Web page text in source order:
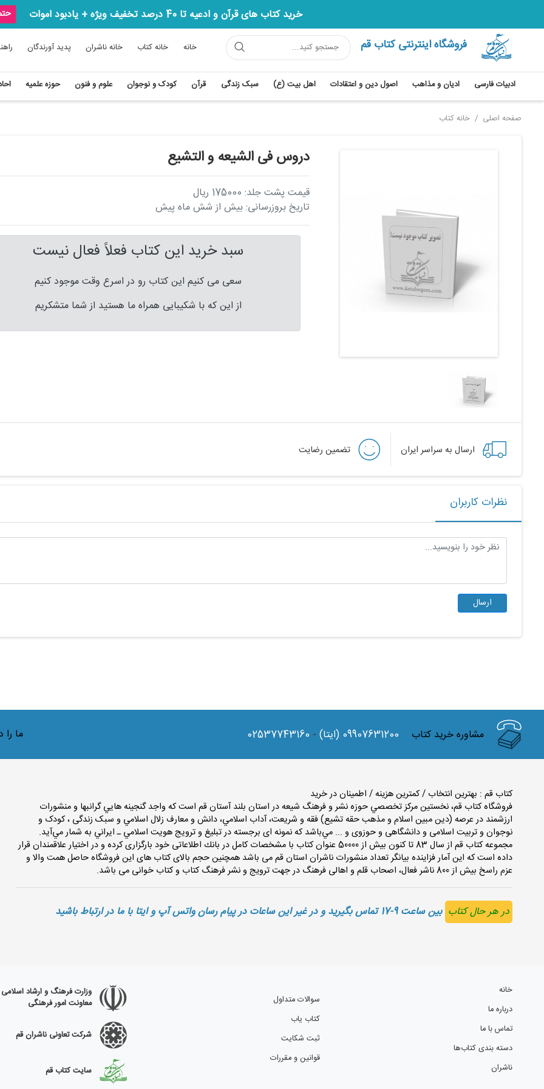
خرید کتاب های قرآن و ادعیه تا 40 درصد تخفیف ویژه + یادبود اموات
فروشگاه اینترنتی کتاب قم خانه خانه کتاب خانه ناشران پدید آورندگان
ادبیات فارسی ادیان و مذاهب اصول دین و اعتقادات اهل بیت (ع) سبک زندگی قرآن کودک و نوجوان علوم و فنون حوزه علمیه
صفحه اصلی خانه کتاب
دروس فی الشیعه و التشیع
قیمت پشت جلد: 175000 ریال
تاریخ بروزرسانی: بیش از شش ماه پیش
سبد خرید این کتاب فعلاً فعال نیست
سعی می کنیم این کتاب رو در اسرع وقت موجود کنیم
از این که با شکیبایی همراه ما هستید از شما متشکریم
ارسال به سراسر ایران تضمین رضایت
نظرات کاربران
مشاوره خرید کتاب (ایتا) 09907631200 -
02537743160 ما
کتاب قم : بهترین انتخاب / کمترین هزینه / اطمینان در خرید
فروشگاه كتاب قم، نخستين مركز تخصصي حوزه نشر و فرهنگ شيعه در استان بلند آستان قم است كه واجد گنجينه هايي گرانبها و منشورات
ارزشمند در عرصه (دين مبين اسلام و مذهب حقه تشيع) فقه و شريعت، آداب اسلامي، دانش و معارف زلال اسلامي و سبک زندگی ، کودک و
نوجوان و تربیت اسلامی و دانشگاهی و حوزوی و ... مي‌باشد كه نمونه‌ ای برجسته در تبليغ و ترويج هويت اسلامي ـ ايراني به شمار مي‌آيد.
مجموعه كتاب قم از سال 83 تا کنون بیش از 50000 عنوان كتاب با مشخصات كامل در بانك اطلاعاتی خود بارگزاری کرده و در اختیار علاقمندان قرار
داده است که این آمار فزاینده بیانگر تعداد منشورات ناشران استان قم می باشد همچنین حجم بالای کتاب های این فروشگاه حاصل همت والا و
عزم راسخ بیش از 800 ناشر فعال، اصحاب قلم و اهالی فرهنگ در جهت ترویج و نشر فرهنگ کتاب و کتاب خوانی می باشد.
در هر حال کتاب بین ساعت 9-17 تماس بگیرید و در غیر این ساعات در پیام رسان واتس آپ و ایتا با ما در ارتباط باشید
خانه
درباره ما
تماس با ما
دسته بندی کتاب‌ها
ناشران
سوالات متداول
کتاب یاب
ثبت شکایت
قوانین و مقررات
وزارت فرهنگ و ارشاد اسلامی
معاونت امور فرهنگی
شرکت تعاونی ناشران قم
سایت کتاب قم